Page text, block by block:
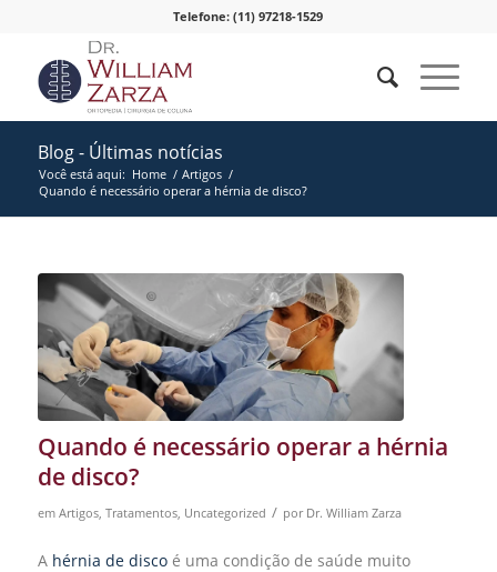
Telefone: (11) 97218-1529
Blog - Últimas notícias
Você está aqui: Home / Artigos /
Quando é necessário operar a hérnia de disco?
Quando é necessário operar a hérnia
de disco?
em Artigos, Tratamentos, Uncategorized / por Dr. William Zarza
A hérnia de discoé uma condição de saúde muito